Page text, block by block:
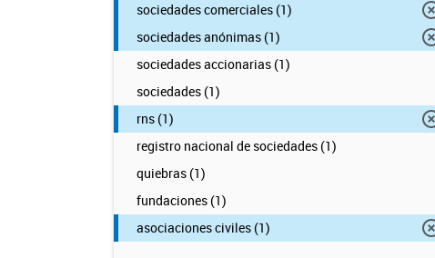
sociedades comerciales (1)
sociedades anónimas (1)
sociedades accionarias (1)
sociedades (1)
rns (1)
registro nacional de sociedades (1)
quiebras (1)
fundaciones (1)
asociaciones civiles (1)